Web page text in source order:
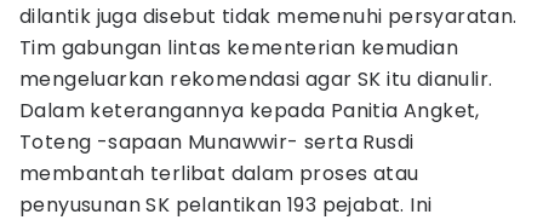
dilantik juga disebut tidak memenuhi persyaratan.
Tim gabungan lintas kementerian kemudian
mengeluarkan rekomendasi agar SK itu dianulir.
Dalam keterangannya kepada Panitia Angket,
Toteng -sapaan Munawwir- serta Rusdi
membantah terlibat dalam proses atau
penyusunan SK pelantikan 193 pejabat. Ini